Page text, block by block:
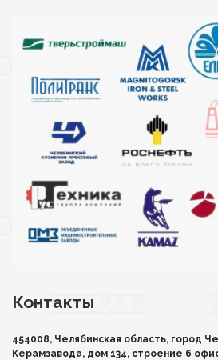
Контакты
454008, Челябинская область, город
Керамзавода, дом 134, строение 6